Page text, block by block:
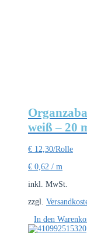
weiß – 20
€ 12,30/Rolle
€ 0,62 / m
inkl. MwSt.
zzgl.
In den